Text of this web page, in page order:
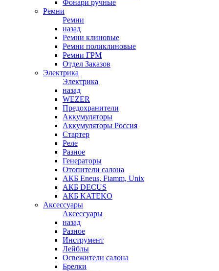
Фонари ручные
Ремни
Ремни
назад
Ремни клиновые
Ремни поликлиновые
Ремни ГРМ
Отдел Заказов
Электрика
Электрика
назад
WEZER
Предохранители
Аккумуляторы
Аккумуляторы Россия
Стартер
Реле
Разное
Генераторы
Отопители салона
АКБ Eneus, Fiamm, Unix
АКБ DECUS
АКБ KATEKO
Аксессуары
Аксессуары
назад
Разное
Инструмент
Лейблы
Освежители салона
Брелки